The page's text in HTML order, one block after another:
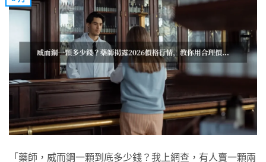
「藥師，威而鋼一顆到底多少錢？我上網查，有人賣一顆兩